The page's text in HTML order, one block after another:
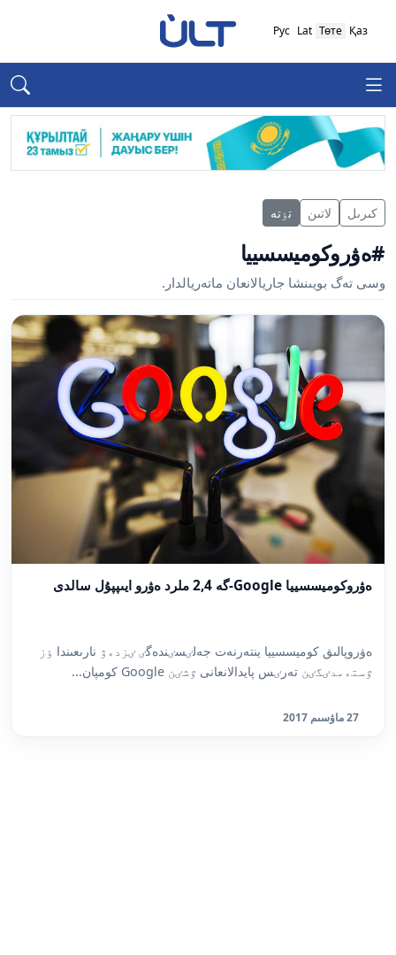
Қаз
Төте
Lat
Рус
كىرىل لاتىن تٶتە
#ەۋروكوميسسييا
وسى تەگ بويىنشا جاريالانعان ماتەريالدار.
ەۋروكوميسسييا Google-گە 2,4 ملرد ەۋرو ايىپپۇل سالدى
ەۋروپالىق كوميسسييا ينتەرنەت جەلٸسٸندەگٸ ٸزدەۋ نارىعىندا ٶز
ٷستەمدٸگٸن تەرٸس پايدالانعانى ٷشٸن Google كومپان...
27 ماۋسىم 2017